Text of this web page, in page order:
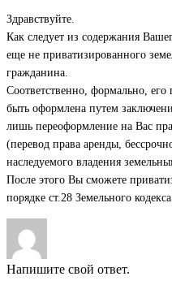
Здравствуйте.
Как следует из содержания
еще не приватизированного
гражданина.
Соответственно, формально,
быть оформлена путем
лишь переоформление на Вас
(перевод права аренды,
наследуемого владения
После этого Вы сможете
порядке ст.28 Земельного
Напишите свой ответ.